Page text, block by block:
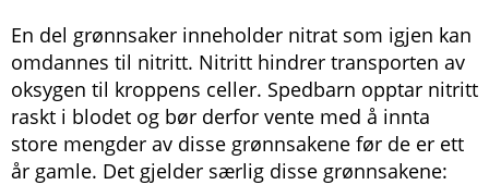
En del grønnsaker inneholder nitrat som igjen kan
omdannes til nitritt. Nitritt hindrer transporten av
oksygen til kroppens celler. Spedbarn opptar nitritt
raskt i blodet og bør derfor vente med å innta
store mengder av disse grønnsakene før de er ett
år gamle. Det gjelder særlig disse grønnsakene: